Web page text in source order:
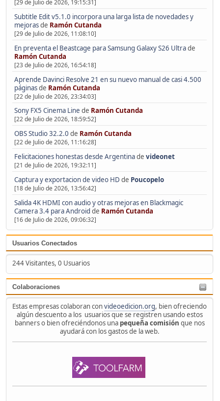
[29 de Julio de 2026, 19:15:31]
Subtitle Edit v5.1.0 incorpora una larga lista de novedades y
mejorasde Ramón Cutanda
[29 de Julio de 2026, 11:08:10]
En preventa el Beastcage para Samsung Galaxy S26 Ultrade
Ramón Cutanda
[23 de Julio de 2026, 16:54:18]
Aprende Davinci Resolve 21 en su nuevo manual de casi 4.500
páginasde Ramón Cutanda
[22 de Julio de 2026, 23:34:03]
Sony FX5 Cinema Line de Ramón Cutanda
[22 de Julio de 2026, 18:59:52]
OBS Studio 32.2.0 de Ramón Cutanda
[22 de Julio de 2026, 11:16:28]
Felicitaciones honestas desde Argentinade videonet
[21 de Julio de 2026, 19:32:11]
Captura y exportacion de video HD de Poucopelo
[18 de Julio de 2026, 13:56:42]
Salida 4K HDMI con audio y otras mejoras en Blackmagic
Camera 3.4 para Android de Ramón Cutanda
[16 de Julio de 2026, 09:06:32]
Usuarios Conectados
244 Visitantes, 0 Usuarios
Colaboraciones
Estas empresas colaboran convideoedicion.org, bien ofreciendo
algún descuento a los usuarios que se registren usando estos
banners o bien ofreciéndonos una pequeña comisión que nos
ayudará con los gastos de la web.